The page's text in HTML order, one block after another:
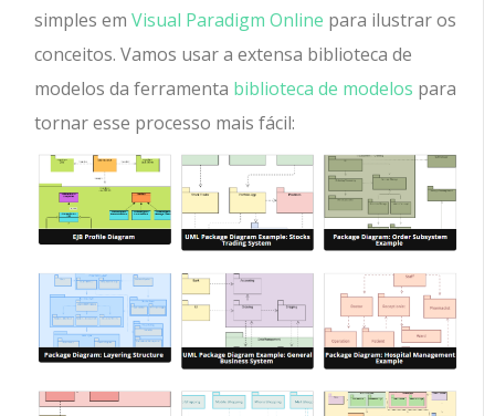
simples emVisual Paradigm Online para ilustrar os
conceitos. Vamos usar a extensa biblioteca de
modelos da ferramenta biblioteca de modelos para
tornar esse processo mais fácil: